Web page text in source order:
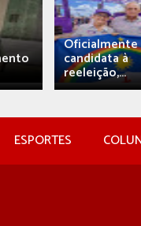
Oficialmente
candidata à
reeleição,...
ESPORTES